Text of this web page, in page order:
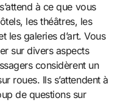
à ce que vous
les théâtres, les
les galeries d’art. Vous
sur divers aspects
considèrent un
roues. Ils s’attendent à
de questions sur